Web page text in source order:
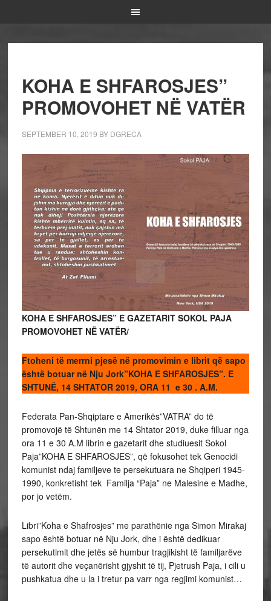
KOHA E SHFAROSJES”
PROMOVOHET NË VATËR
SEPTEMBER 10, 2019 BY DGRECA
KOHA E SHFAROSJES” E GAZETARIT SOKOL PAJA
PROMOVOHET NË VATËR/
Ftoheni të merrni pjesë në promovimin e librit që sapo
është botuar në Nju Jork”KOHA E SHFAROSJES”. E
SHTUNË, 14 SHTATOR 2019, ORA 11 e 30 . A.M.
Federata Pan-Shqiptare e Amerikës”VATRA” do të
promovojë të Shtunën me 14 Shtator 2019, duke filluar nga
ora 11 e 30 A.M librin e gazetarit dhe studiuesit Sokol
Paja”KOHA E SHFAROSJES”, që fokusohet tek Genocidi
komunist ndaj familjeve te persekutuara ne Shqiperi 1945-
1990, konkretisht tek Familja “Paja” ne Malesine e Madhe,
por jo vetëm.
Libri”Koha e Shafrosjes” me parathënie nga Simon Mirakaj
sapo është botuar në Nju Jork, dhe i është dedikuar
persekutimit dhe jetës së humbur tragjikisht të familjarëve
të autorit dhe veçanërisht gjyshit të tij, Pjetrush Paja, i cili u
pushkatua dhe u la i tretur pa varr nga regjimi komunist…